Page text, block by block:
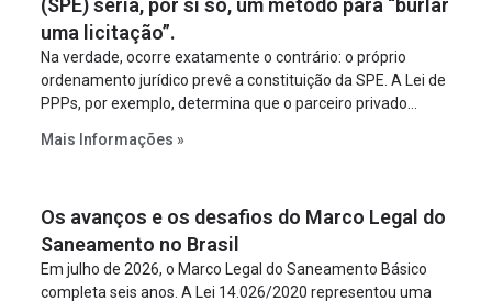
(SPE) seria, por si só, um método para “burlar
uma licitação”.
Na verdade, ocorre exatamente o contrário: o próprio
ordenamento jurídico prevê a constituição da SPE. A Lei de
PPPs, por exemplo, determina que o parceiro privado
empreendimento. Ou seja, a suposta “fraude à licitação” é
projeto a projeto.
Mais Informações »
Os avanços e os desafios do Marco Legal do
Saneamento no Brasil
Em julho de 2026, o Marco Legal do Saneamento Básico
completa seis anos. A Lei 14.026/2020 representou uma